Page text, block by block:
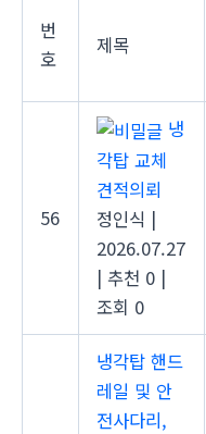
번
호
제목
56
냉
각탑 교체
견적의뢰
정인식 |
2026.07.27
| 추천 0 |
조회 0
냉각탑 핸드
레일 및 안
전사다리,